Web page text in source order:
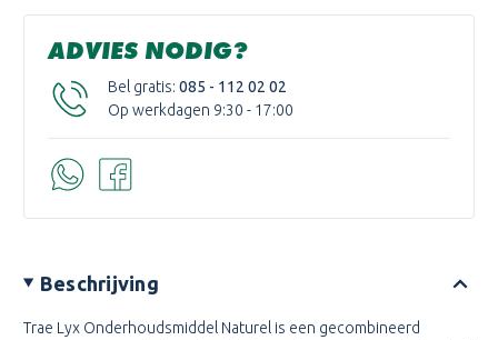
ADVIES NODIG?
Bel gratis: 085 - 112 02 02
Op werkdagen 9:30 - 17:00
Beschrijving
Trae Lyx Onderhoudsmiddel Naturel is een gecombineerd